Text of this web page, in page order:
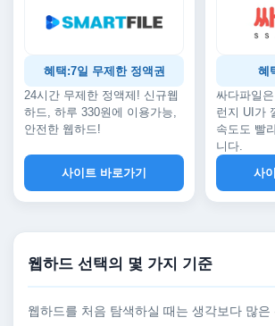
혜택:7일 무제한 정액권
24시간 무제한 정액제! 신규웹
하드, 하루 330원에 이용가능,
안전한 웹하드!
사이트 바로가기
혜
싸다파일
런지 UI가
속도도 빨
니다.
사
웹하드 선택의 몇 가지 기준
웹하드를 처음 탐색하실 때는 생각보다 많